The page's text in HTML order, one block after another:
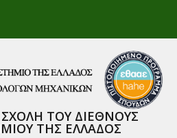
ΤΟΥ ΔΙΕΘΝΟΥΣ
ΤΗΣ ΕΛΛΑΔΟΣ